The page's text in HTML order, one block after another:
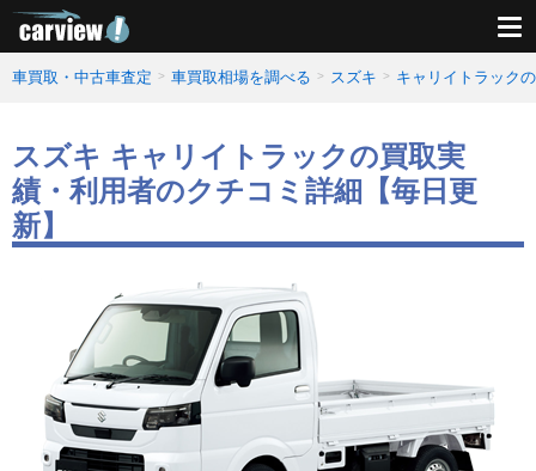
車買取・中古車査定 車買取相場を調べる スズキ キャリイトラック
スズキ キャリイトラックの買取実
績・利用者のクチコミ詳細【毎日更
新】